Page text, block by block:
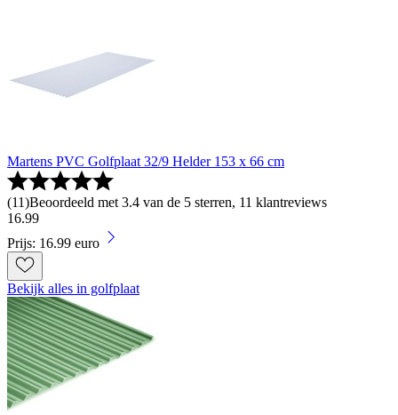
Martens PVC Golfplaat 32/9 Helder 153 x 66 cm
(11)Beoordeeld met 3.4 van de 5 sterren, 11 klantreviews
16.99
Prijs: 16.99 euro
Bekijk alles in golfplaat